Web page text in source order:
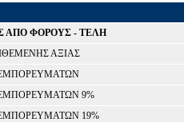
ΑΠΟ ΦΟΡΟΥΣ - ΤΕΛΗ
ΑΞΙΑΣ
9%
19%